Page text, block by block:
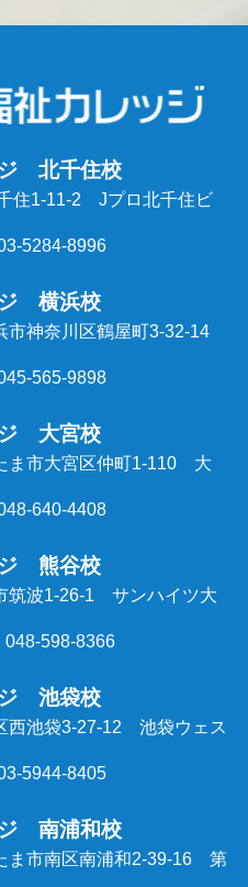
ジ 北千住校
住1-11-2 Jプロ北千住ビ
5284-8996
ジ 横浜校
神奈川区鶴屋町3-32-14
565-9898
ジ 大宮校
ま市大宮区仲町1-110 大
640-4408
ジ 熊谷校
筑波1-26-1 サンハイツ大
598-8366
ジ 池袋校
西池袋3-27-12 池袋ウェス
5944-8405
ジ 南浦和校
市南区南浦和2-39-16 第